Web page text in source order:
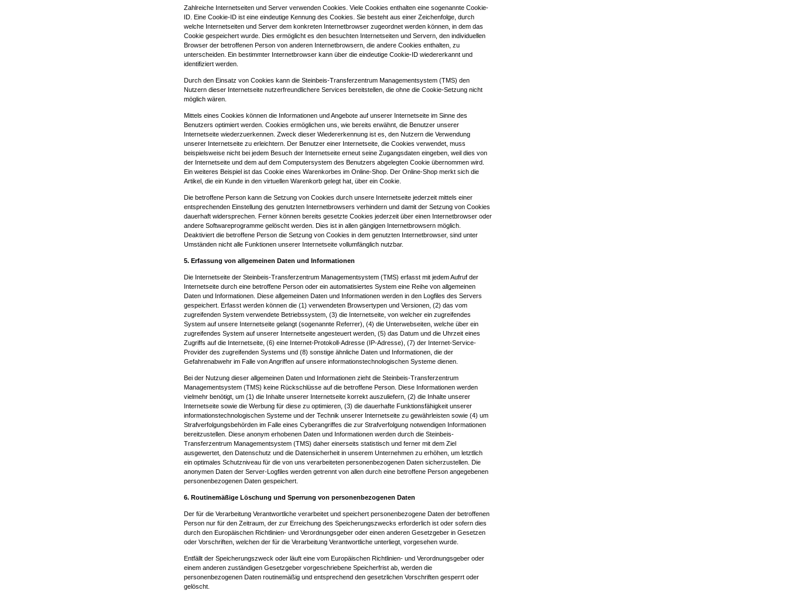
Zahlreiche Internetseiten und Server verwenden Cookies. Viele Cookies enthalten eine sogenannte Cookie-
ID. Eine Cookie-ID ist eine eindeutige Kennung des Cookies. Sie besteht aus einer Zeichenfolge, durch
welche Internetseiten und Server dem konkreten Internetbrowser zugeordnet werden können, in dem das
Cookie gespeichert wurde. Dies ermöglicht es den besuchten Internetseiten und Servern, den individuellen
Browser der betroffenen Person von anderen Internetbrowsern, die andere Cookies enthalten, zu
unterscheiden. Ein bestimmter Internetbrowser kann über die eindeutige Cookie-ID wiedererkannt und
identifiziert werden.
Durch den Einsatz von Cookies kann die Steinbeis-Transferzentrum Managementsystem (TMS) den
Nutzern dieser Internetseite nutzerfreundlichere Services bereitstellen, die ohne die Cookie-Setzung nicht
möglich wären.
Mittels eines Cookies können die Informationen und Angebote auf unserer Internetseite im Sinne des
Benutzers optimiert werden. Cookies ermöglichen uns, wie bereits erwähnt, die Benutzer unserer
Internetseite wiederzuerkennen. Zweck dieser Wiedererkennung ist es, den Nutzern die Verwendung
unserer Internetseite zu erleichtern. Der Benutzer einer Internetseite, die Cookies verwendet, muss
beispielsweise nicht bei jedem Besuch der Internetseite erneut seine Zugangsdaten eingeben, weil dies von
der Internetseite und dem auf dem Computersystem des Benutzers abgelegten Cookie übernommen wird.
Ein weiteres Beispiel ist das Cookie eines Warenkorbes im Online-Shop. Der Online-Shop merkt sich die
Artikel, die ein Kunde in den virtuellen Warenkorb gelegt hat, über ein Cookie.
Die betroffene Person kann die Setzung von Cookies durch unsere Internetseite jederzeit mittels einer
entsprechenden Einstellung des genutzten Internetbrowsers verhindern und damit der Setzung von Cookies
dauerhaft widersprechen. Ferner können bereits gesetzte Cookies jederzeit über einen Internetbrowser oder
andere Softwareprogramme gelöscht werden. Dies ist in allen gängigen Internetbrowsern möglich.
Deaktiviert die betroffene Person die Setzung von Cookies in dem genutzten Internetbrowser, sind unter
Umständen nicht alle Funktionen unserer Internetseite vollumfänglich nutzbar.
5. Erfassung von allgemeinen Daten und Informationen
Die Internetseite der Steinbeis-Transferzentrum Managementsystem (TMS) erfasst mit jedem Aufruf der
Internetseite durch eine betroffene Person oder ein automatisiertes System eine Reihe von allgemeinen
Daten und Informationen. Diese allgemeinen Daten und Informationen werden in den Logfiles des Servers
gespeichert. Erfasst werden können die (1) verwendeten Browsertypen und Versionen, (2) das vom
zugreifenden System verwendete Betriebssystem, (3) die Internetseite, von welcher ein zugreifendes
System auf unsere Internetseite gelangt (sogenannte Referrer), (4) die Unterwebseiten, welche über ein
zugreifendes System auf unserer Internetseite angesteuert werden, (5) das Datum und die Uhrzeit eines
Zugriffs auf die Internetseite, (6) eine Internet-Protokoll-Adresse (IP-Adresse), (7) der Internet-Service-
Provider des zugreifenden Systems und (8) sonstige ähnliche Daten und Informationen, die der
Gefahrenabwehr im Falle von Angriffen auf unsere informationstechnologischen Systeme dienen.
Bei der Nutzung dieser allgemeinen Daten und Informationen zieht die Steinbeis-Transferzentrum
Managementsystem (TMS) keine Rückschlüsse auf die betroffene Person. Diese Informationen werden
vielmehr benötigt, um (1) die Inhalte unserer Internetseite korrekt auszuliefern, (2) die Inhalte unserer
Internetseite sowie die Werbung für diese zu optimieren, (3) die dauerhafte Funktionsfähigkeit unserer
informationstechnologischen Systeme und der Technik unserer Internetseite zu gewährleisten sowie (4) um
Strafverfolgungsbehörden im Falle eines Cyberangriffes die zur Strafverfolgung notwendigen Informationen
bereitzustellen. Diese anonym erhobenen Daten und Informationen werden durch die Steinbeis-
Transferzentrum Managementsystem (TMS) daher einerseits statistisch und ferner mit dem Ziel
ausgewertet, den Datenschutz und die Datensicherheit in unserem Unternehmen zu erhöhen, um letztlich
ein optimales Schutzniveau für die von uns verarbeiteten personenbezogenen Daten sicherzustellen. Die
anonymen Daten der Server-Logfiles werden getrennt von allen durch eine betroffene Person angegebenen
personenbezogenen Daten gespeichert.
6. Routinemäßige Löschung und Sperrung von personenbezogenen Daten
Der für die Verarbeitung Verantwortliche verarbeitet und speichert personenbezogene Daten der betroffenen
Person nur für den Zeitraum, der zur Erreichung des Speicherungszwecks erforderlich ist oder sofern dies
durch den Europäischen Richtlinien- und Verordnungsgeber oder einen anderen Gesetzgeber in Gesetzen
oder Vorschriften, welchen der für die Verarbeitung Verantwortliche unterliegt, vorgesehen wurde.
Entfällt der Speicherungszweck oder läuft eine vom Europäischen Richtlinien- und Verordnungsgeber oder
einem anderen zuständigen Gesetzgeber vorgeschriebene Speicherfrist ab, werden die
personenbezogenen Daten routinemäßig und entsprechend den gesetzlichen Vorschriften gesperrt oder
gelöscht.